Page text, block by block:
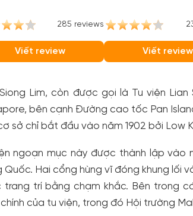
285 reviews
Viết review Viết review
Lim, còn được gọi là Tu viện
bên cạnh Đường cao tốc Pan
sở chỉ bắt đầu vào năm 1902 bởi Low
ngoạn mục này được thành lập vào
Quốc. Hai cổng hùng vĩ đóng khung lối
trang trí bằng chạm khắc. Bên trong
của tu viện, trong đó Hội trường